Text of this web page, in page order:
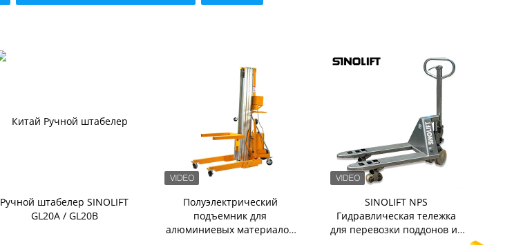
Ручной штабелер SINOLIFT
GL20A / GL20B
Полуэлектрический
подъемник для
алюминиевых материалов
SINOLIFT NPS
Гидравлическая тележка
для перевозки поддонов из